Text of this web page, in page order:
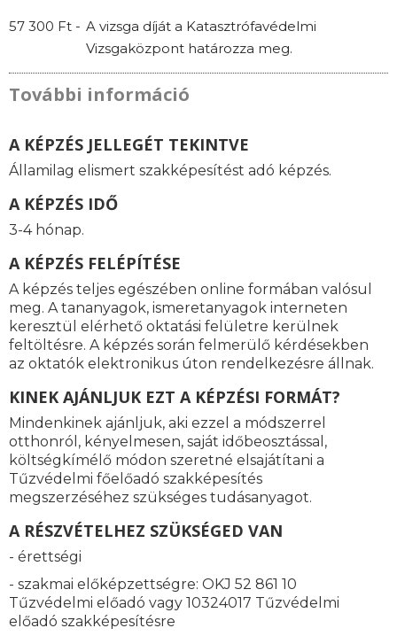
57 300 Ft - A vizsga díját a Katasztrófavédelmi
Vizsgaközpont határozza meg.
További információ
A KÉPZÉS JELLEGÉT TEKINTVE
Államilag elismert szakképesítést adó képzés.
A KÉPZÉS IDŐ
3-4 hónap.
A KÉPZÉS FELÉPÍTÉSE
A képzés teljes egészében online formában valósul
meg. A tananyagok, ismeretanyagok interneten
keresztül elérhető oktatási felületre kerülnek
feltöltésre. A képzés során felmerülő kérdésekben
az oktatók elektronikus úton rendelkezésre állnak.
KINEK AJÁNLJUK EZT A KÉPZÉSI FORMÁT?
Mindenkinek ajánljuk, aki ezzel a módszerrel
otthonról, kényelmesen, saját időbeosztással,
költségkímélő módon szeretné elsajátítani a
Tűzvédelmi főelőadó szakképesítés
megszerzéséhez szükséges tudásanyagot.
A RÉSZVÉTELHEZ SZÜKSÉGED VAN
- érettségi
- szakmai előképzettségre: OKJ 52 861 10
Tűzvédelmi előadó vagy 10324017 Tűzvédelmi
előadó szakképesítésre